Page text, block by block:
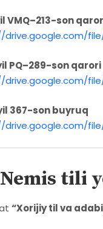
VMQ–213-son
file/
PQ–289-son qarori
file/
367-son buyruq
file/
tili
“Xorijiy til va